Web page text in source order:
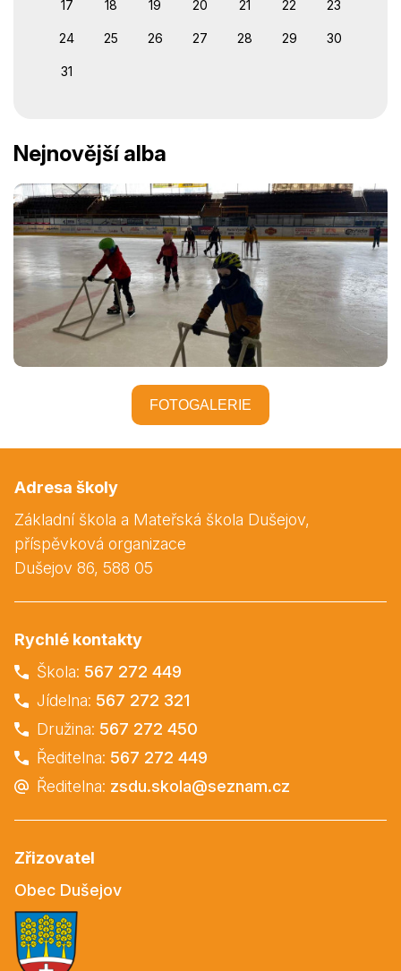
17 18 19 20 21 22 23
24 25 26 27 28 29 30
31
Nejnovější alba
FOTOGALERIE
Adresa školy
Základní škola a Mateřská škola Dušejov,
příspěvková organizace
Dušejov 86, 588 05
Rychlé kontakty
Škola: 567 272 449
Jídelna: 567 272 321
Družina: 567 272 450
Ředitelna: 567 272 449
Ředitelna: zsdu.skola@seznam.cz
Zřizovatel
Obec Dušejov